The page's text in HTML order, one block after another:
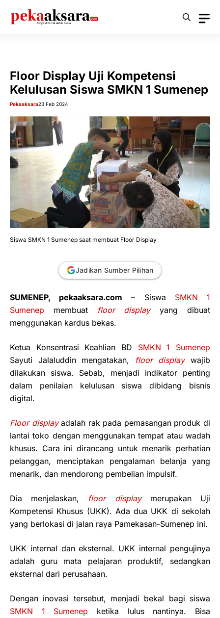
Floor Display Uji Kompetensi
Kelulusan Siswa SMKN 1 Sumenep
Pekaaksara23 Feb 2024
Siswa SMKN 1 Sumenep saat membuat Floor Display
Jadikan Sumber Pilihan
SUMENEP, pekaaksara.com – Siswa SMKN 1
Sumenep membuat floor displayyang dibuat
menggunakan kardus bekas.
Ketua Konsentrasi Keahlian BD SMKN 1 Sumenep
Sayuti Jalaluddin mengatakan,
floor displaywajib
dilakukan siswa. Sebab, menjadi indikator penting
dalam penilaian kelulusan siswa dibidang bisnis
digital.
Floor displayadalah rak pada pemasangan produk di
lantai toko dengan menggunakan tempat atau wadah
khusus. Cara ini dirancang untuk menarik perhatian
pelanggan, menciptakan pengalaman belanja yang
menarik, dan mendorong pembelian impulsif.
Dia menjelaskan, floor displaymerupakan Uji
Kompetensi Khusus (UKK). Ada dua UKK di sekolah
yang berlokasi di jalan raya Pamekasan-Sumenep ini.
UKK internal dan eksternal. UKK internal pengujinya
adalah guru mata pelajaran produktif, sedangkan
eksternal dari perusahaan.
Dengan inovasi tersebut, menjadi bekal bagi siswa
SMKN 1 Sumenep ketika lulus nantinya. Bisa